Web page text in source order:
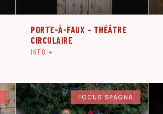
PORTE-À-FAUX – THÉÂTRE
CIRCULAIRE
INFO +
FOCUS SPAGNA